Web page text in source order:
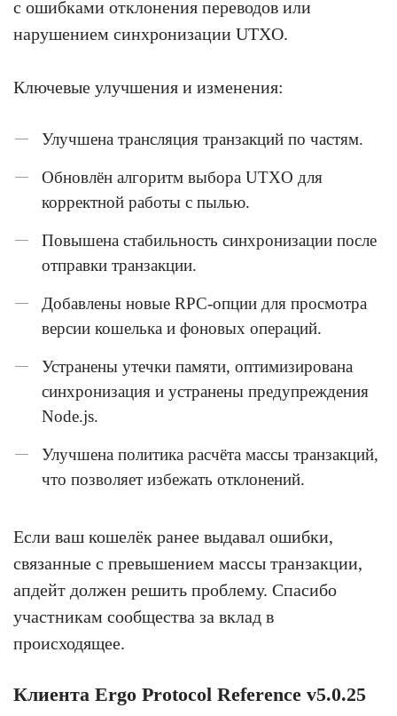
с ошибками отклонения переводов или
нарушением синхронизации UTXO.
Ключевые улучшения и изменения:
Улучшена трансляция транзакций по частям.
Обновлён алгоритм выбора UTXO для
корректной работы с пылью.
Повышена стабильность синхронизации после
отправки транзакции.
Добавлены новые RPC-опции для просмотра
версии кошелька и фоновых операций.
Устранены утечки памяти, оптимизирована
синхронизация и устранены предупреждения
Node.js.
Улучшена политика расчёта массы транзакций,
что позволяет избежать отклонений.
Если ваш кошелёк ранее выдавал ошибки,
связанные с превышением массы транзакции,
апдейт должен решить проблему. Спасибо
участникам сообщества за вклад в
происходящее.
Клиента Ergo Protocol Reference v5.0.25